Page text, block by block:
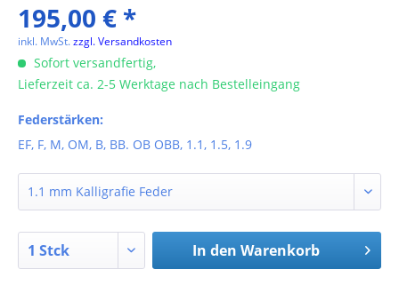
195,00 € *
inkl. MwSt.zzgl. Versandkosten
Sofort versandfertig,
Lieferzeit ca. 2-5 Werktage nach Bestelleingang
Federstärken:
EF, F, M, OM, B, BB. OB OBB, 1.1, 1.5, 1.9
In den Warenkorb